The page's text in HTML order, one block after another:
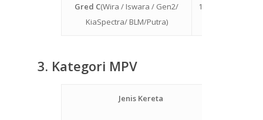
Gred C(Wira / Iswara / Gen2/
KiaSpectra/ BLM/Putra)
1500
3. Kategori MPV
Jenis Kereta